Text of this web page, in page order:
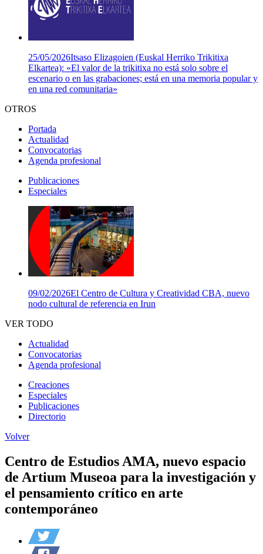
25/05/2026Itsaso Elizagoien (Euskal Herriko Trikitixa
Elkartea): «El valor de la trikitixa no está solo sobre el
escenario o en las grabaciones; está en una memoria popular y
en una red comunitaria»
OTROS
Portada
Actualidad
Convocatorias
Agenda profesional
Publicaciones
Especiales
09/02/2026El Centro de Cultura y Creatividad CBA, nuevo
nodo cultural de referencia en Irun
VER TODO
Actualidad
Convocatorias
Agenda profesional
Creaciones
Especiales
Publicaciones
Directorio
Volver
Centro de Estudios AMA, nuevo espacio
de Artium Museoa para la investigación y
el pensamiento crítico en arte
contemporáneo